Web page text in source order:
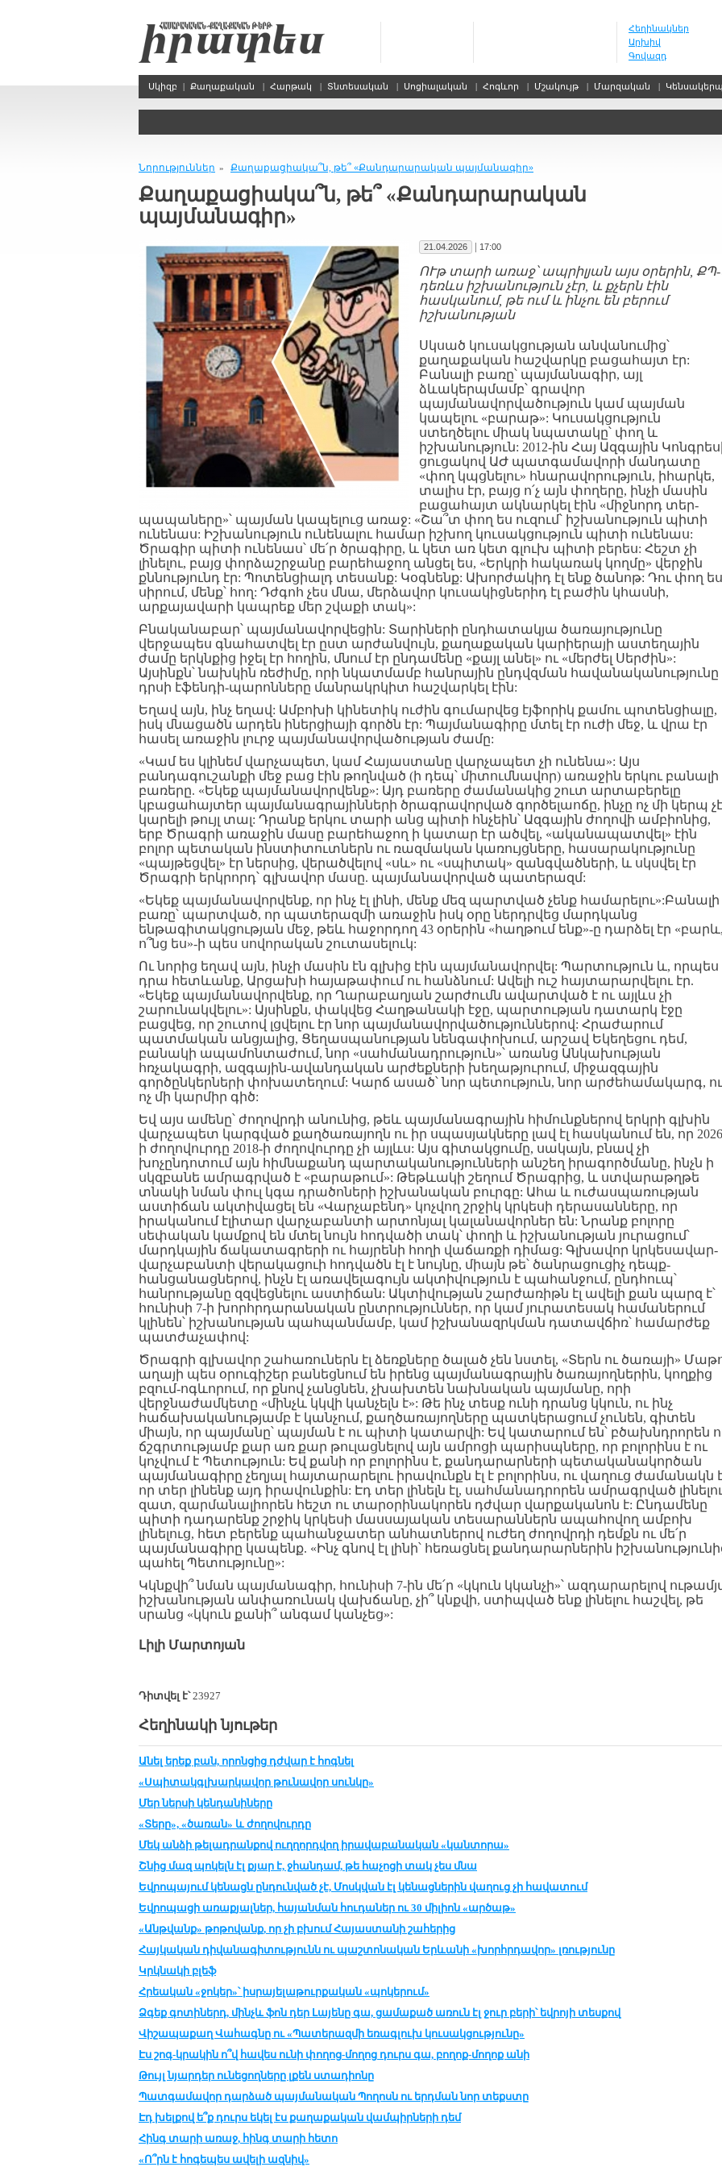
Հեղինակներ
Արխիվ
Գովազդ
Սկիզբ | Քաղաքական | Հարթակ | Տնտեսական | Սոցիալական | Հոգևոր | Մշակույթ | Մարզական | Կենսակերպ
Նորություններ » Քաղաքացիակա՞ն, թե՞ «Քանդարարական պայմանագիր»
Քաղաքացիակա՞ն, թե՞ «Քանդարարական
պայմանագիր»
21.04.2026 | 17:00
ՈՒթ տարի առաջ՝ ապրիլյան այս օրերին,
դեռևս իշխանություն չէր, և քչերն էին
հասկանում, թե ում և ինչու են բերում
իշխանության
Սկսած կուսակցության անվանումից՝
քաղաքական հաշվարկը բացահայտ էր:
Բանալի բառը՝ պայմանագիր, այլ
ձևակերպմամբ՝ գրավոր
պայմանավորվածություն կամ պայման
կապելու «բարաթ»: Կուսակցություն
ստեղծելու միակ նպատակը՝ փող և
իշխանություն: 2012-ին Հայ Ազգային
ցուցակով ԱԺ պատգամավորի մանդատը
«փող կպցնելու» հնարավորություն, իհարկե,
տալիս էր, բայց ո՛չ այն փողերը, ինչի մասին
բացահայտ ակնարկել էին «միջնորդ տեր-
պապաները»՝ պայման կապելուց առաջ: «Շա՞տ փող ես ուզում՝ իշխանություն պիտի
ունենաս: Իշխանություն ունենալու համար իշխող կուսակցություն պիտի ունենաս:
Ծրագիր պիտի ունենաս՝ մե՛ր ծրագիրը, և կետ առ կետ գլուխ պիտի բերես: Հեշտ չի
լինելու, բայց փորձաշրջանը բարեհաջող անցել ես, «Երկրի հակառակ կողմը» վերջին
քննությունդ էր: Պոտենցիալդ տեսանք: Կօգնենք: Ախորժակիդ էլ ենք ծանոթ: Դու փող ես
սիրում, մենք՝ հող: Դժգոհ չես մնա, մերձավոր կուսակիցներիդ էլ բաժին կհասնի,
արքայավարի կապրեք մեր շվաքի տակ»:
Բնականաբար՝ պայմանավորվեցին: Տարիների ընդհատակյա ծառայությունը
վերջապես գնահատվել էր ըստ արժանվույն, քաղաքական կարիերայի աստեղային
ժամը երկնքից իջել էր հողին, մնում էր ընդամենը «քայլ անել» ու «մերժել Սերժին»:
Այսինքն՝ նախկին ռեժիմը, որի նկատմամբ հանրային ընդվզման հավանականությունը
դրսի էֆենդի-պարոնները մանրակրկիտ հաշվարկել էին:
Եղավ այն, ինչ եղավ: Ամբոխի կինետիկ ուժին գումարվեց էյֆորիկ քամու պոտենցիալը,
իսկ մնացածն արդեն իներցիայի գործն էր: Պայմանագիրը մտել էր ուժի մեջ, և վրա էր
հասել առաջին լուրջ պայմանավորվածության ժամը:
«Կամ ես կլինեմ վարչապետ, կամ Հայաստանը վարչապետ չի ունենա»: Այս
բանդագուշանքի մեջ բաց էին թողնված (ի դեպ՝ միտումնավոր) առաջին երկու բանալի
բառերը. «Եկեք պայմանավորվենք»: Այդ բառերը ժամանակից շուտ արտաբերելը
կբացահայտեր պայմանագրայինների ծրագրավորված գործելաոճը, ինչը ոչ մի կերպ
կարելի թույլ տալ: Դրանք երկու տարի անց պիտի հնչեին՝ Ազգային ժողովի ամբիոնից,
երբ Ծրագրի առաջին մասը բարեհաջող ի կատար էր ածվել, «ականապատվել» էին
բոլոր պետական ինստիտուտներն ու ռազմական կառույցները, հասարակությունը
«պայթեցվել» էր ներսից, վերածվելով «սև» ու «սպիտակ» զանգվածների, և սկսվել էր
Ծրագրի երկրորդ՝ գլխավոր մասը. պայմանավորված պատերազմ:
«Եկեք պայմանավորվենք, որ ինչ էլ լինի, մենք մեզ պարտված չենք համարելու»:Բանալի
բառը՝ պարտված, որ պատերազմի առաջին իսկ օրը ներդրվեց մարդկանց
ենթագիտակցության մեջ, թեև հաջորդող 43 օրերին «հաղթում ենք»-ը դարձել էր «բարև,
ո՞նց ես»-ի պես սովորական շուտասելուկ:
Ու նորից եղավ այն, ինչի մասին էն գլխից էին պայմանավորվել: Պարտություն և, որպես
դրա հետևանք, Արցախի հայաթափում ու հանձնում: Ավելի ուշ հայտարարվելու էր.
«Եկեք պայմանավորվենք, որ Ղարաբաղյան շարժումն ավարտված է ու այլևս չի
շարունակվելու»: Այսինքն, փակվեց Հաղթանակի էջը, պարտության դատարկ էջը
բացվեց, որ շուտով լցվելու էր նոր պայմանավորվածություններով: Հրաժարում
պատմական անցյալից, Ցեղասպանության նենգափոխում, արշավ Եկեղեցու դեմ,
բանակի ապամոնտաժում, նոր «սահմանադրություն»՝ առանց Անկախության
հռչակագրի, ազգային-ավանդական արժեքների խեղաթյուրում, միջազգային
գործընկերների փոխատեղում: Կարճ ասած՝ նոր պետություն, նոր արժեհամակարգ, ու
ոչ մի կարմիր գիծ:
Եվ այս ամենը՝ ժողովրդի անունից, թեև պայմանագրային հիմունքներով երկրի գլխին
վարչապետ կարգված քաղծառայողն ու իր սպասյակները լավ էլ հասկանում են, որ
ի ժողովուրդը 2018-ի ժողովուրդը չի այլևս: Այս գիտակցումը, սակայն, բնավ չի
խոչընդոտում այն հիմնաքանդ պարտականությունների անշեղ իրագործմանը, ինչն ի
սկզբանե ամրագրված է «բարաթում»: Թեթևակի շեղում Ծրագրից, և ստվարաթղթե
տնակի նման փուլ կգա դրածոների իշխանական բուրգը: Ահա և ուժասպառության
աստիճան ակտիվացել են «Վարչաբենդ» կոչվող շրջիկ կրկեսի դերասանները, որ
իրականում էլիտար վարչաբանտի արտոնյալ կալանավորներ են: Նրանք բոլորը
սեփական կամքով են մտել նույն հոդվածի տակ՝ փողի և իշխանության յուրացում՝
մարդկային ճակատագրերի ու հայրենի հողի վաճառքի դիմաց: Գլխավոր կրկեսավար-
վարչաբանտի վերակացուի հոդվածն էլ է նույնը, միայն թե՝ ծանրացուցիչ դեպք-
հանցանացներով, ինչն էլ առավելագույն ակտիվություն է պահանջում, ընդհուպ՝
հանրությանը զզվեցնելու աստիճան: Ակտիվության շարժառիթն էլ ավելի քան պարզ է՝
հունիսի 7-ի խորհրդարանական ընտրություններ, որ կամ յուրատեսակ համաներում
կլինեն՝ իշխանության պահպանմամբ, կամ իշխանազրկման դատավճիռ՝ համարժեք
պատժաչափով:
Ծրագրի գլխավոր շահառուներն էլ ձեռքները ծալած չեն նստել, «Տերն ու ծառայի»
աղայի պես օրուգիշեր բանեցնում են իրենց պայմանագրային ծառայողներին, կողքից
բզում-ոգևորում, որ քնով չանցնեն, չխախտեն նախնական պայմանը, որի
վերջնաժամկետը «մինչև կկվի կանչելն է»: Թե ինչ տեսք ունի դրանց կկուն, ու ինչ
հաճախականությամբ է կանչում, քաղծառայողները պատկերացում չունեն, գիտեն
միայն, որ պայմանը՝ պայման է ու պիտի կատարվի: Եվ կատարում են՝ բծախնդրորեն
ճշգրտությամբ քար առ քար թուլացնելով այն ամրոցի պարիսպները, որ բոլորինս է ու
կոչվում է Պետություն: Եվ քանի որ բոլորինս է, քանդարարների պետականակործան
պայմանագիրը չեղյալ հայտարարելու իրավունքն էլ է բոլորինս, ու վաղուց ժամանակն
որ տեր լինենք այդ իրավունքին: Էդ տեր լինելն էլ, սահմանադրորեն ամրագրված
զատ, զարմանալիորեն հեշտ ու տարօրինակորեն դժվար վարքականոն է: Ընդամենը
պիտի դադարենք շրջիկ կրկեսի մասսայական տեսարաններն ապահովող ամբոխ
լինելուց, հետ բերենք պահանջատեր անհատներով ուժեղ ժողովրդի դեմքն ու մե՛ր
պայմանագիրը կապենք. «Ինչ գնով էլ լինի՝ հեռացնել քանդարարներին
պահել Պետությունը»:
Կկնքվի՞ նման պայմանագիր, հունիսի 7-ին մե՛ր «կկուն կկանչի»՝ ազդարարելով
իշխանության անփառունակ վախճանը, չի՞ կնքվի, ստիպված ենք լինելու հաշվել, թե
սրանց «կկուն քանի՞ անգամ կանչեց»:
Լիլի Մարտոյան
Դիտվել է՝23927
Հեղինակի նյութեր
Անել երեք բան, որոնցից դժվար է հոգնել
«Սպիտակգլխարկավոր թունավոր սունկը»
Մեր ներսի կենդանիները
«Տերը», «ծառան» և ժողովուրդը
Մեկ անձի թելադրանքով ուղղորդվող իրավաբանական «կանտորա»
Շնից մազ պոկելն էլ քյար է, ջհանդամ, թե հաչոցի տակ չես մնա
Եվրոպայում կենացն ընդունված չէ, Մոսկվան էլ կենացներին վաղուց չի հավատում
Եվրոպացի առաքյալներ, հայանման հուդաներ ու 30 միլիոն «արծաթ»
«Անթվանք» թոթովանք, որ չի բխում Հայաստանի շահերից
Հայկական դիվանագիտությունն ու պաշտոնական Երևանի «խորհրդավոր» լռությունը
Կրկնակի բլեֆ
Հրեական «ջոկեր»՝ իսրայելաթուրքական «պոկերում»
Ձգեք գոտիներդ, մինչև ֆոն դեր Լայենը գա, ցամաքած առուն էլ ջուր բերի՝ եվրոյի տեսքով
Վիշապաքաղ Վահագնը ու «Պատերազմի եռագլուխ կուսակցությունը»
Էս շոգ-կրակին ո՞վ հավես ունի փողոց-մողոց դուրս գա, բողոք-մողոք անի
Թույլ նյարդեր ունեցողները լքեն ստադիոնը
Պատգամավոր դարձած պայմանական Պողոսն ու երդման նոր տեքստը
Էդ խելքով ե՞ք դուրս եկել էս քաղաքական վամպիրների դեմ
Հինգ տարի առաջ, հինգ տարի հետո
«Ո՞րն է հոգեպես ավելի ազնիվ»